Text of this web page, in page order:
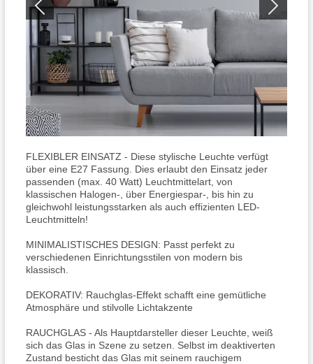
FLEXIBLER EINSATZ - Diese stylische Leuchte verfügt
über eine E27 Fassung. Dies erlaubt den Einsatz jeder
passenden (max. 40 Watt) Leuchtmittelart, von
klassischen Halogen-, über Energiespar-, bis hin zu
gleichwohl leistungsstarken als auch effizienten LED-
Leuchtmitteln!
MINIMALISTISCHES DESIGN: Passt perfekt zu
verschiedenen Einrichtungsstilen von modern bis
klassisch.
DEKORATIV: Rauchglas-Effekt schafft eine gemütliche
Atmosphäre und stilvolle Lichtakzente
RAUCHGLAS - Als Hauptdarsteller dieser Leuchte, weiß
sich das Glas in Szene zu setzen. Selbst im deaktiverten
Zustand besticht das Glas mit seinem rauchigem